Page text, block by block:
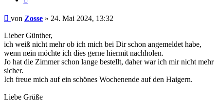
Beitrag
von Zosse » 24. Mai 2024, 13:32
Lieber Günther,
ich weiß nicht mehr ob ich mich bei Dir schon angemeldet habe,
wenn nein möchte ich dies gerne hiermit nachholen.
Jo hat die Zimmer schon lange bestellt, daher war ich mir nicht mehr
sicher.
Ich freue mich auf ein schönes Wochenende auf den Haigern.
Liebe Grüße